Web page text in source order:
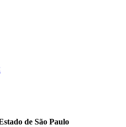
de São Paulo